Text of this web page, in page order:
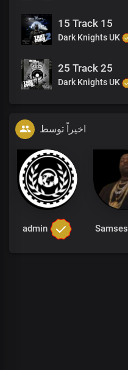
15 Track 15
Dark Knights UK
25 Track 25
Dark Knights UK
اخیراً توسط
admin Samses